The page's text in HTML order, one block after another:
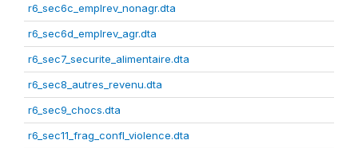
r6_sec6c_emplrev_nonagr.dta
r6_sec6d_emplrev_agr.dta
r6_sec7_securite_alimentaire.dta
r6_sec8_autres_revenu.dta
r6_sec9_chocs.dta
r6_sec11_frag_confl_violence.dta